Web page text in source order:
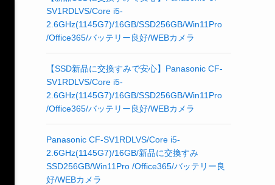
SV1RDLVS/Core i5-
2.6GHz(1145G7)/16GB/SSD256GB/Win11Pro
/Office365/バッテリー良好/WEBカメラ
【SSD新品に交換すみで安心】Panasonic CF-
SV1RDLVS/Core i5-
2.6GHz(1145G7)/16GB/SSD256GB/Win11Pro
/Office365/バッテリー良好/WEBカメラ
Panasonic CF-SV1RDLVS/Core i5-
2.6GHz(1145G7)/16GB/新品に交換すみ
SSD256GB/Win11Pro /Office365/バッテリー良
好/WEBカメラ